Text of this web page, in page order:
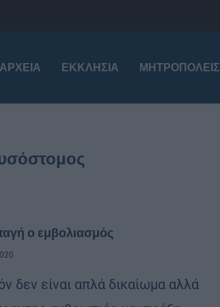
ΕΚΚΛΗΣΊΑ ΜΗΤΡΟΠΌΛΕΙΣ
ο εμβολιασμός
δεν είναι απλά δικαίωμα αλλά